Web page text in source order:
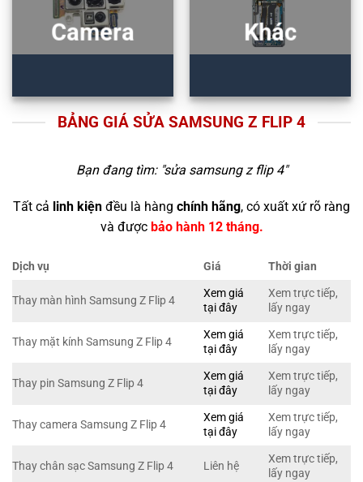
Camera Khác
BẢNG GIÁ SỬA SAMSUNG Z FLIP 4
Bạn đang tìm: "sửa samsung z flip 4"
Tất cả linh kiện đều là hàng chính hãng, có xuất xứ rõ ràng
và được bảo hành 12 tháng.
Dịch vụ Giá Thời gian
Thay màn hình Samsung Z Flip 4
Xem giá
tại đây
Xem trực tiếp,
lấy ngay
Thay mặt kính Samsung Z Flip 4
Xem giá
tại đây
Xem trực tiếp,
lấy ngay
Thay pin Samsung Z Flip 4
Xem giá
tại đây
Xem trực tiếp,
lấy ngay
Thay camera Samsung Z Flip 4
Xem giá
tại đây
Xem trực tiếp,
lấy ngay
Thay chân sạc Samsung Z Flip 4 Liên hệ
Xem trực tiếp,
lấy ngay